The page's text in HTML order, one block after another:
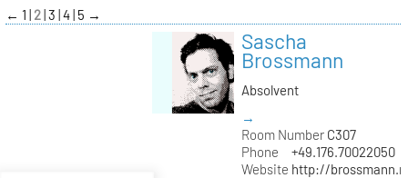
zum
Inhalt
← 1 2 3 4 5 →
Sascha
Brossmann
Absolvent
→
Room NumberC307
Phone
+49.176.70022050
Website http://